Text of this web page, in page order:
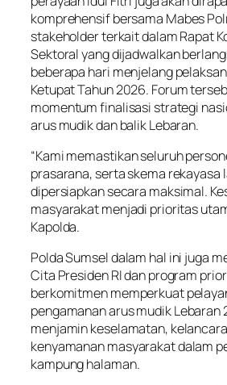
komprehensif bersama Mabes
stakeholder terkait dalam Rapat
Sektoral yang dijadwalkan
beberapa hari menjelang
Ketupat Tahun 2026. Forum
momentum finalisasi strategi
arus mudik dan balik Lebaran.
“Kami memastikan seluruh
prasarana, serta skema rekayasa
dipersiapkan secara maksimal.
masyarakat menjadi prioritas
Kapolda.
Polda Sumsel dalam hal ini juga
Cita Presiden RI dan program
berkomitmen memperkuat
pengamanan arus mudik Lebaran
menjamin keselamatan,
kenyamanan masyarakat dalam
kampung halaman.